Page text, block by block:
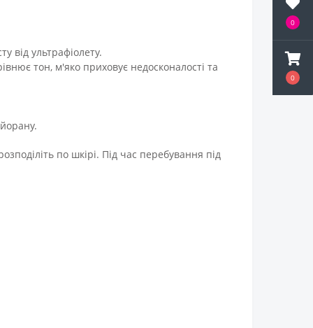
0
0
від ультрафіолету.
тон, м'яко приховує недосконалості та
по шкірі. Під час перебування під